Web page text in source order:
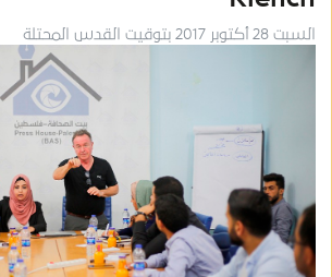
السبت 28 أكتوبر 2017 بتوقيت القدس المحتلة